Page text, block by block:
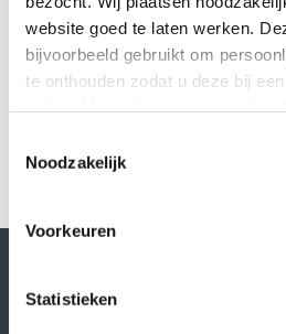
website goed te laten werken.
bijvoorbeeld gebruikt om
te onthouden zodat u deze bij een
Soms embedden wij content
marketingcookies plaatsen,
cookies worden alleen geplaatst
Noodzakelijk
Voorkeuren
Statistieken
communicatiekanalen op
deze pilot.